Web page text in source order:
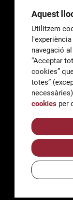
General
Informació
AccessibilitatAvís
Política de cookies
Aquest
Utilitzem
navegació
“Acceptar
cookies”
totes”
cookies per